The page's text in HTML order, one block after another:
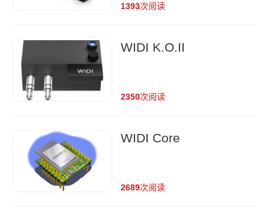
1393次阅读
WIDI K.O.II
2350次阅读
WIDI Core
2689次阅读